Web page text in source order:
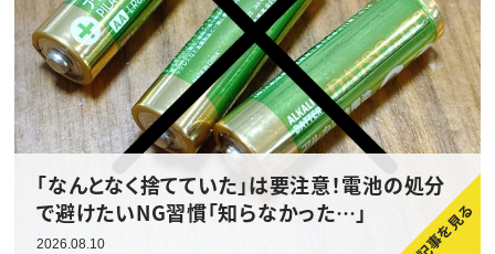
「なんとなく捨てていた」は要注意！電池の処分
で避けたいNG習慣「知らなかった…」
2026.08.10